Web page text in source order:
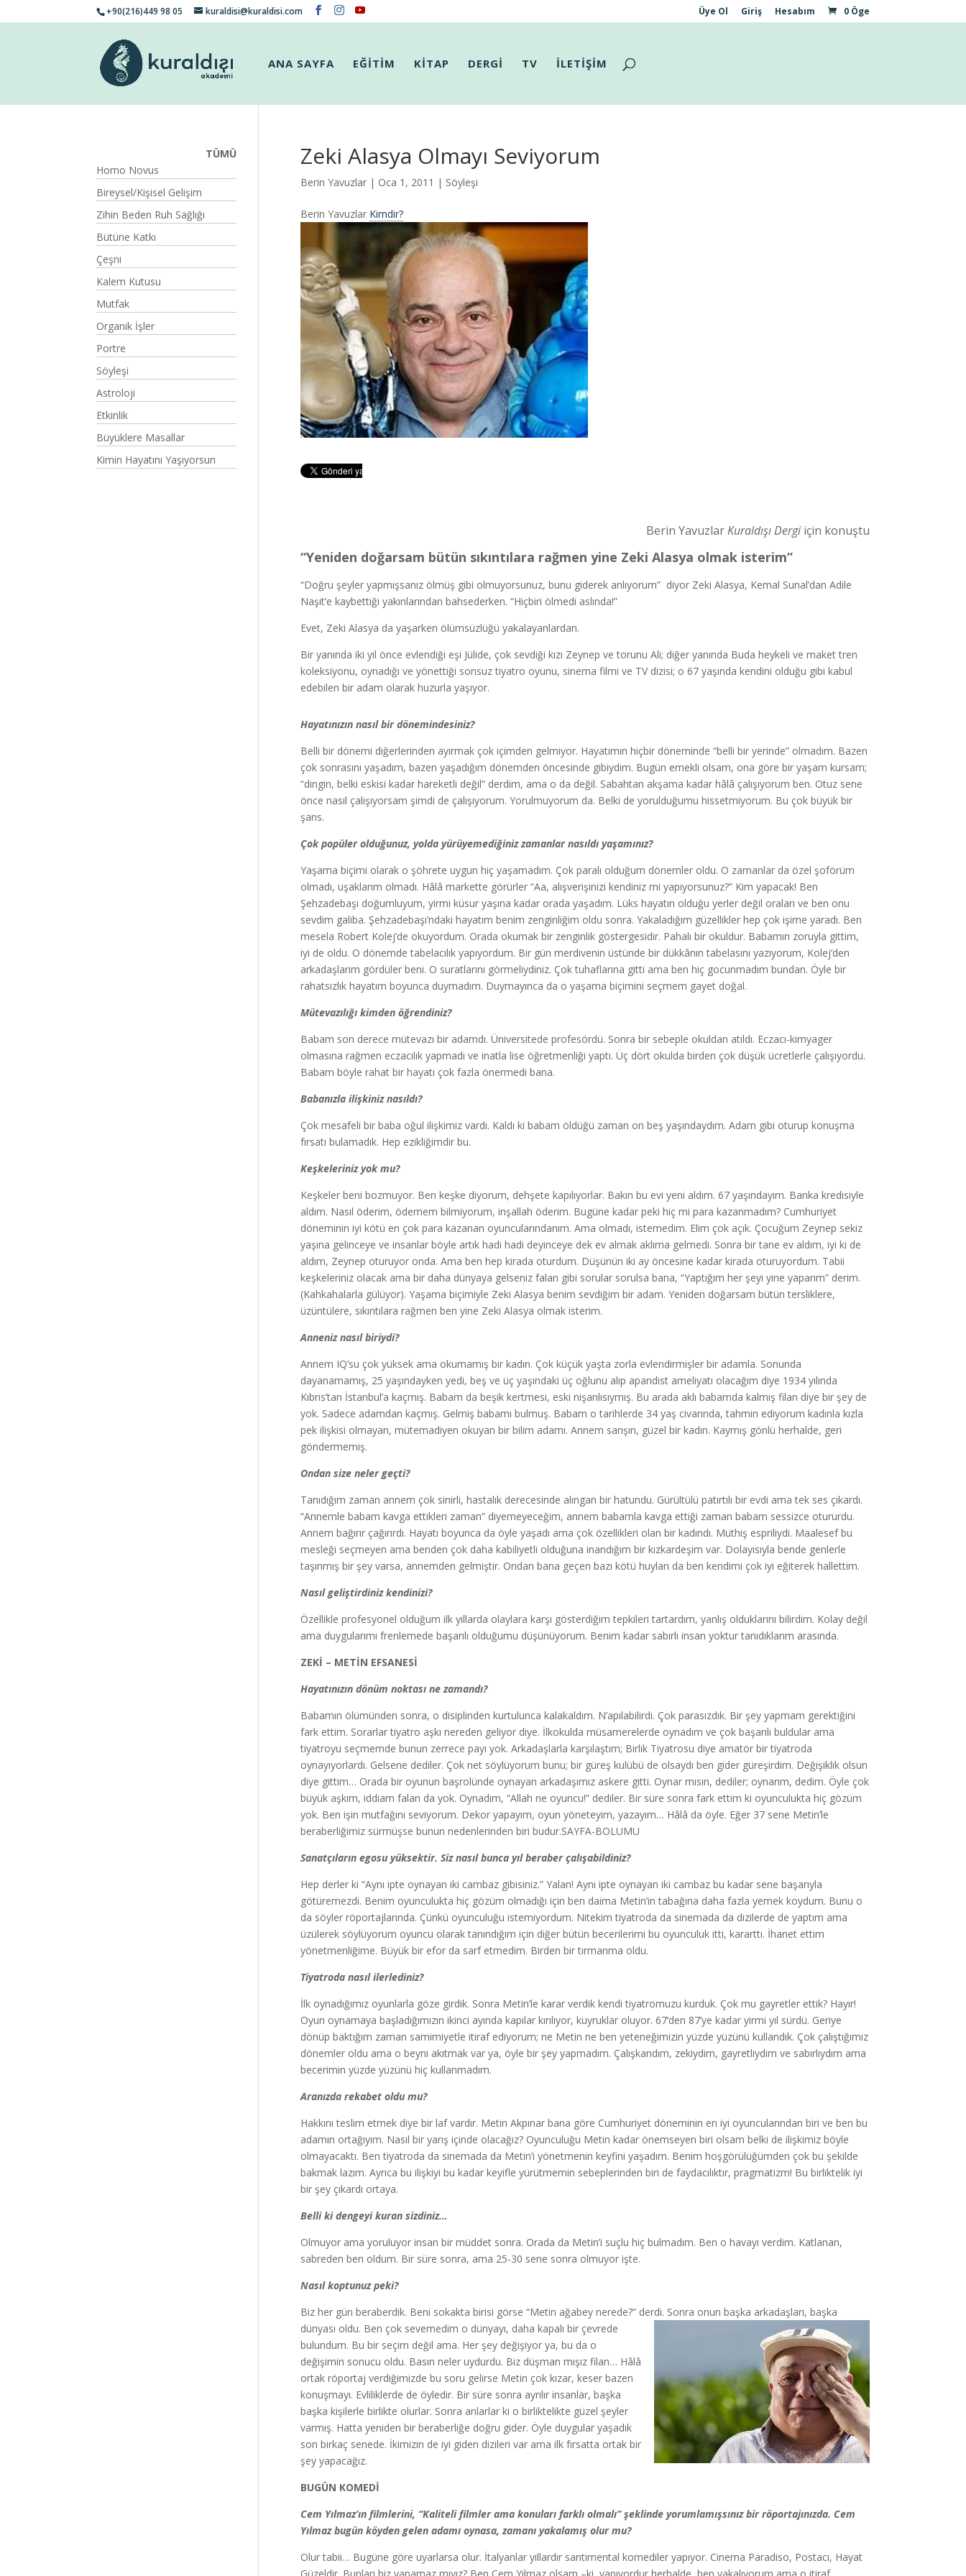
+90(216)449 98 05 kuraldisi@kuraldisi.com Üye Ol Giriş Hesabım 0 Öge
ANA SAYFA EĞİTİM KİTAP DERGİ TV İLETİŞİM
Zeki Alasya Olmayı Seviyorum
Berin Yavuzlar| Oca 1, 2011 | Söyleşi
Berin Yavuzlar Kimdir?
Berin YavuzlarKuraldışı Dergiiçin konuştu
“Yeniden doğarsam bütün sıkıntılara rağmen yine Zeki Alasya olmak isterim”
“Doğru şeyler yapmışsanız ölmüş gibi olmuyorsunuz, bunu giderek anlıyorum” diyor Zeki Alasya, Kemal Sunal’dan Adile
Naşit’e kaybettiği yakınlarından bahsederken. “Hiçbiri ölmedi aslında!”
Evet, Zeki Alasya da yaşarken ölümsüzlüğü yakalayanlardan.
Bir yanında iki yıl önce evlendiği eşi Jülide, çok sevdiği kızı Zeynep ve torunu Ali; diğer yanında Buda heykeli ve maket tren
koleksiyonu, oynadığı ve yönettiği sonsuz tiyatro oyunu, sinema filmi ve TV dizisi; o 67 yaşında kendini olduğu gibi kabul
edebilen bir adam olarak huzurla yaşıyor.
Hayatınızın nasıl bir dönemindesiniz?
Belli bir dönemi diğerlerinden ayırmak çok içimden gelmiyor. Hayatımın hiçbir döneminde “belli bir yerinde” olmadım. Bazen
çok sonrasını yaşadım, bazen yaşadığım dönemden öncesinde gibiydim. Bugün emekli olsam, ona göre bir yaşam kursam;
“dingin, belki eskisi kadar hareketli değil” derdim, ama o da değil. Sabahtan akşama kadar hâlâ çalışıyorum ben. Otuz sene
önce nasıl çalışıyorsam şimdi de çalışıyorum. Yorulmuyorum da. Belki de yorulduğumu hissetmiyorum. Bu çok büyük bir
şans.
Çok popüler olduğunuz, yolda yürüyemediğiniz zamanlar nasıldı yaşamınız?
Yaşama biçimi olarak o şöhrete uygun hiç yaşamadım. Çok paralı olduğum dönemler oldu. O zamanlar da özel şoförüm
olmadı, uşaklarım olmadı. Hâlâ markette görürler “Aa, alışverişinizi kendiniz mi yapıyorsunuz?” Kim yapacak! Ben
Şehzadebaşı doğumluyum, yirmi küsur yaşına kadar orada yaşadım. Lüks hayatın olduğu yerler değil oraları ve ben onu
sevdim galiba. Şehzadebaşı’ndaki hayatım benim zenginliğim oldu sonra. Yakaladığım güzellikler hep çok işime yaradı. Ben
mesela Robert Kolej’de okuyordum. Orada okumak bir zenginlik göstergesidir. Pahalı bir okuldur. Babamın zoruyla gittim,
iyi de oldu. O dönemde tabelacılık yapıyordum. Bir gün merdivenin üstünde bir dükkânın tabelasını yazıyorum, Kolej’den
arkadaşlarım gördüler beni. O suratlarını görmeliydiniz. Çok tuhaflarına gitti ama ben hiç gocunmadım bundan. Öyle bir
rahatsızlık hayatım boyunca duymadım. Duymayınca da o yaşama biçimini seçmem gayet doğal.
Mütevazılığı kimden öğrendiniz?
Babam son derece mütevazı bir adamdı. Üniversitede profesördü. Sonra bir sebeple okuldan atıldı. Eczacı-kimyager
olmasına rağmen eczacılık yapmadı ve inatla lise öğretmenliği yaptı. Üç dört okulda birden çok düşük ücretlerle çalışıyordu.
Babam böyle rahat bir hayatı çok fazla önermedi bana.
Babanızla ilişkiniz nasıldı?
Çok mesafeli bir baba oğul ilişkimiz vardı. Kaldı ki babam öldüğü zaman on beş yaşındaydım. Adam gibi oturup konuşma
fırsatı bulamadık. Hep ezikliğimdir bu.
Keşkeleriniz yok mu?
Keşkeler beni bozmuyor. Ben keşke diyorum, dehşete kapılıyorlar. Bakın bu evi yeni aldım. 67 yaşındayım. Banka kredisiyle
aldım. Nasıl öderim, ödemem bilmiyorum, inşallah öderim. Bugüne kadar peki hiç mi para kazanmadım? Cumhuriyet
döneminin iyi kötü en çok para kazanan oyuncularındanım. Ama olmadı, istemedim. Elim çok açık. Çocuğum Zeynep sekiz
yaşına gelinceye ve insanlar böyle artık hadi hadi deyinceye dek ev almak aklıma gelmedi. Sonra bir tane ev aldım, iyi ki de
aldım, Zeynep oturuyor onda. Ama ben hep kirada oturdum. Düşünün iki ay öncesine kadar kirada oturuyordum. Tabii
keşkeleriniz olacak ama bir daha dünyaya gelseniz falan gibi sorular sorulsa bana, “Yaptığım her şeyi yine yaparım” derim.
(Kahkahalarla gülüyor). Yaşama biçimiyle Zeki Alasya benim sevdiğim bir adam. Yeniden doğarsam bütün tersliklere,
üzüntülere, sıkıntılara rağmen ben yine Zeki Alasya olmak isterim.
Anneniz nasıl biriydi?
Annem IQ’su çok yüksek ama okumamış bir kadın. Çok küçük yaşta zorla evlendirmişler bir adamla. Sonunda
dayanamamış, 25 yaşındayken yedi, beş ve üç yaşındaki üç oğlunu alıp apandist ameliyatı olacağım diye 1934 yılında
Kıbrıs’tan İstanbul’a kaçmış. Babam da beşik kertmesi, eski nişanlısıymış. Bu arada aklı babamda kalmış filan diye bir şey de
yok. Sadece adamdan kaçmış. Gelmiş babamı bulmuş. Babam o tarihlerde 34 yaş civarında, tahmin ediyorum kadınla kızla
pek ilişkisi olmayan, mütemadiyen okuyan bir bilim adamı. Annem sarışın, güzel bir kadın. Kaymış gönlü herhalde, geri
göndermemiş.
Ondan size neler geçti?
Tanıdığım zaman annem çok sinirli, hastalık derecesinde alıngan bir hatundu. Gürültülü patırtılı bir evdi ama tek ses çıkardı.
“Annemle babam kavga ettikleri zaman” diyemeyeceğim, annem babamla kavga ettiği zaman babam sessizce otururdu.
Annem bağırır çağırırdı. Hayatı boyunca da öyle yaşadı ama çok özellikleri olan bir kadındı. Müthiş espriliydi. Maalesef bu
mesleği seçmeyen ama benden çok daha kabiliyetli olduğuna inandığım bir kızkardeşim var. Dolayısıyla bende genlerle
taşınmış bir şey varsa, annemden gelmiştir. Ondan bana geçen bazı kötü huyları da ben kendimi çok iyi eğiterek hallettim.
Nasıl geliştirdiniz kendinizi?
Özellikle profesyonel olduğum ilk yıllarda olaylara karşı gösterdiğim tepkileri tartardım, yanlış olduklarını bilirdim. Kolay değil
ama duygularımı frenlemede başarılı olduğumu düşünüyorum. Benim kadar sabırlı insan yoktur tanıdıklarım arasında.
ZEKİ – METİN EFSANESİ
Hayatınızın dönüm noktası ne zamandı?
Babamın ölümünden sonra, o disiplinden kurtulunca kalakaldım. N’apılabilirdi. Çok parasızdık. Bir şey yapmam gerektiğini
fark ettim. Sorarlar tiyatro aşkı nereden geliyor diye. İlkokulda müsamerelerde oynadım ve çok başarılı buldular ama
tiyatroyu seçmemde bunun zerrece payı yok. Arkadaşlarla karşılaştım; Birlik Tiyatrosu diye amatör bir tiyatroda
oynayıyorlardı. Gelsene dediler. Çok net söylüyorum bunu; bir güreş kulübü de olsaydı ben gider güreşirdim. Değişiklik olsun
diye gittim… Orada bir oyunun başrolünde oynayan arkadaşımız askere gitti. Oynar mısın, dediler; oynarım, dedim. Öyle çok
büyük aşkım, iddiam falan da yok. Oynadım, “Allah ne oyuncu!” dediler. Bir süre sonra fark ettim ki oyunculukta hiç gözüm
yok. Ben işin mutfağını seviyorum. Dekor yapayım, oyun yöneteyim, yazayım… Hâlâ da öyle. Eğer 37 sene Metin’le
beraberliğimiz sürmüşse bunun nedenlerinden biri budur.SAYFA-BOLUMU
Sanatçıların egosu yüksektir. Siz nasıl bunca yıl beraber çalışabildiniz?
Hep derler ki “Aynı ipte oynayan iki cambaz gibisiniz.” Yalan! Aynı ipte oynayan iki cambaz bu kadar sene başarıyla
götüremezdi. Benim oyunculukta hiç gözüm olmadığı için ben daima Metin’in tabağına daha fazla yemek koydum. Bunu o
da söyler röportajlarında. Çünkü oyunculuğu istemiyordum. Nitekim tiyatroda da sinemada da dizilerde de yaptım ama
üzülerek söylüyorum oyuncu olarak tanındığım için diğer bütün becerilerimi bu oyunculuk itti, kararttı. İhanet ettim
yönetmenliğime. Büyük bir efor da sarf etmedim. Birden bir tırmanma oldu.
Tiyatroda nasıl ilerlediniz?
İlk oynadığımız oyunlarla göze girdik. Sonra Metin’le karar verdik kendi tiyatromuzu kurduk. Çok mu gayretler ettik? Hayır!
Oyun oynamaya başladığımızın ikinci ayında kapılar kırılıyor, kuyruklar oluyor. 67’den 87’ye kadar yirmi yıl sürdü. Geriye
dönüp baktığım zaman samimiyetle itiraf ediyorum; ne Metin ne ben yeteneğimizin yüzde yüzünü kullandık. Çok çalıştığımız
dönemler oldu ama o beyni akıtmak var ya, öyle bir şey yapmadım. Çalışkandım, zekiydim, gayretliydim ve sabırlıydım ama
becerimin yüzde yüzünü hiç kullanmadım.
Aranızda rekabet oldu mu?
Hakkını teslim etmek diye bir laf vardır. Metin Akpınar bana göre Cumhuriyet döneminin en iyi oyuncularından biri ve ben bu
adamın ortağıyım. Nasıl bir yarış içinde olacağız? Oyunculuğu Metin kadar önemseyen biri olsam belki de ilişkimiz böyle
olmayacaktı. Ben tiyatroda da sinemada da Metin’i yönetmenin keyfini yaşadım. Benim hoşgörülüğümden çok bu şekilde
bakmak lazım. Ayrıca bu ilişkiyi bu kadar keyifle yürütmemin sebeplerinden biri de faydacılıktır, pragmatizm! Bu birliktelik iyi
bir şey çıkardı ortaya.
Belli ki dengeyi kuran sizdiniz…
Olmuyor ama yoruluyor insan bir müddet sonra. Orada da Metin’i suçlu hiç bulmadım. Ben o havayı verdim. Katlanan,
sabreden ben oldum. Bir süre sonra, ama 25-30 sene sonra olmuyor işte.
Nasıl koptunuz peki?
Biz her gün beraberdik. Beni sokakta birisi görse “Metin ağabey nerede?” derdi. Sonra onun başka arkadaşları, başka
dünyası oldu. Ben çok sevemedim o dünyayı, daha kapalı bir çevrede
bulundum. Bu bir seçim değil ama. Her şey değişiyor ya, bu da o
değişimin sonucu oldu. Basın neler uydurdu. Biz düşman mışız filan… Hâlâ
ortak röportaj verdiğimizde bu soru gelirse Metin çok kızar, keser bazen
konuşmayı. Evliliklerde de öyledir. Bir süre sonra ayrılır insanlar, başka
başka kişilerle birlikte olurlar. Sonra anlarlar ki o birliktelikte güzel şeyler
varmış. Hatta yeniden bir beraberliğe doğru gider. Öyle duygular yaşadık
son birkaç senede. İkimizin de iyi giden dizileri var ama ilk fırsatta ortak bir
şey yapacağız.
BUGÜN KOMEDİ
Cem Yılmaz’ın filmlerini, “Kaliteli filmler ama konuları farklı olmalı” şeklinde yorumlamışsınız bir röportajınızda. Cem
Yılmaz bugün köyden gelen adamı oynasa, zamanı yakalamış olur mu?
Olur tabii… Bugüne göre uyarlarsa olur. İtalyanlar yıllardır santimental komediler yapıyor. Cinema Paradiso, Postacı, Hayat
TÜMÜ
Homo Novus
Bireysel/Kişisel Gelişim
Zihin Beden Ruh Sağlığı
Bütüne Katkı
Çeşni
Kalem Kutusu
Mutfak
Organik İşler
Portre
Söyleşi
Astroloji
Etkinlik
Büyüklere Masallar
Kimin Hayatını Yaşıyorsun